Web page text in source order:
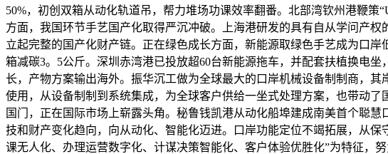
50%，初创双箱从动化轨道吊，帮力堆场功课效率翻番。北部湾钦州港鞭
方面，我国环节手艺国产化取得严沉冲破。上海港研发的具有自从学问产
立起完整的国产化财产链。正在绿色成长方面，新能源取绿色手艺成为口
箱减碳3。5公斤。深圳赤湾港已投放超60台新能源拖车，并配套扶植换电
长，产物方案输出海外。振华沉工做为全球最大的口岸机械设备制制商，
使用，从设备制制到系统集成，为全球客户供给一坐式处理方案，也带动
国门，正在国际市场上崭露头角。秘鲁钱凯港从动化船埠建成南美首个聪
技和财产变化趋向，向从动化、智能化迈进。口岸功能定位不竭拓展，从
课无人化、办理运营数字化、计谋决策智能化、客户体验优胜化”为特征，